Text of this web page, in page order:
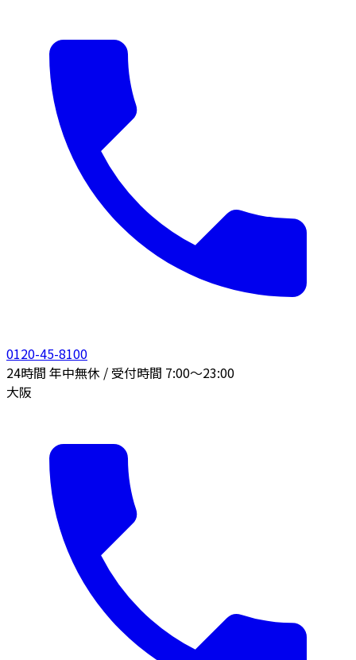
0120-45-8100
24時間 年中無休 / 受付時間 7:00〜23:00
大阪